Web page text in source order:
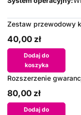
Zestaw przewodowy
40,00 zł
Dodaj do
koszyka
Rozszerzenie
80,00 zł
Dodaj do